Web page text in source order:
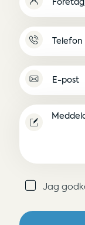
(Obligatoriskt)
Namnlös
E-
post
(Obligatoriskt)
Meddelande
Samtycke
Jag